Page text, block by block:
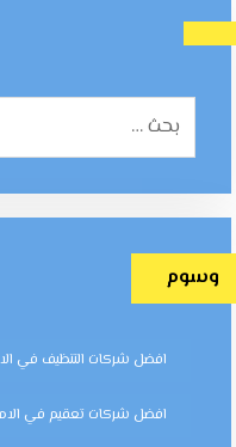
وسوم
افضل شركات التنظيف في
افضل شركات تعقيم في